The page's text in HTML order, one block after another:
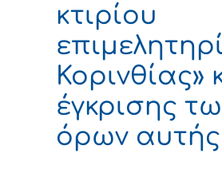
κτιρίου
Κορινθίας»
έγκρισης
όρων αυτής